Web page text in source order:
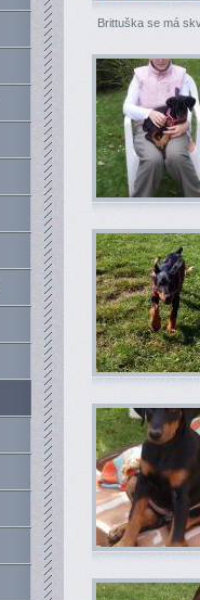
Brittuška se má